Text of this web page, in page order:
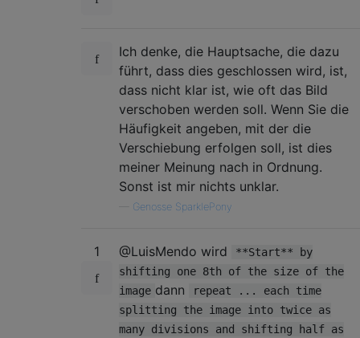
Ich denke, die Hauptsache, die dazu
führt, dass dies geschlossen wird, ist,
dass nicht klar ist, wie oft das Bild
verschoben werden soll. Wenn Sie die
Häufigkeit angeben, mit der die
Verschiebung erfolgen soll, ist dies
meiner Meinung nach in Ordnung.
Sonst ist mir nichts unklar.
Genosse SparklePony
1 @LuisMendo wird
**Start** by
shifting one 8th of the size of the
image dann
repeat ... each time
splitting the image into twice as
many divisions and shifting half as